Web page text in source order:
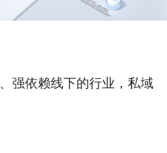
、强依赖线下的行业，私域